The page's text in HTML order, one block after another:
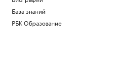
База знаний
РБК Образование